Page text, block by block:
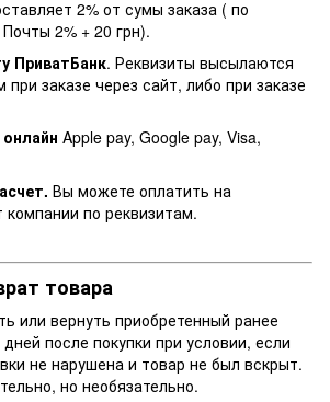
2% от сумы заказа ( по
2% + 20 грн).
ПриватБанк. Реквизиты высылаются
заказе через сайт, либо при заказе
Apple pay, Google pay, Visa,
Вы можете оплатить на
по реквизитам.
товара
или вернуть приобретенный ранее
после покупки при условии, если
не нарушена и товар не был вскрыт.
но необязательно.